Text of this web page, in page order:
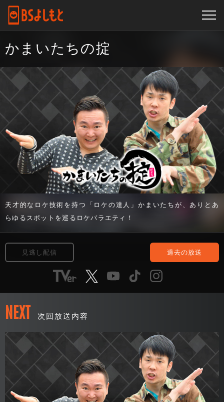
かまいたちの掟
天才的なロケ技術を持つ「ロケの達人」かまいたちが、ありとあ
らゆるスポットを巡るロケバラエティ！
見逃し配信 過去の放送
NEXT 次回放送内容